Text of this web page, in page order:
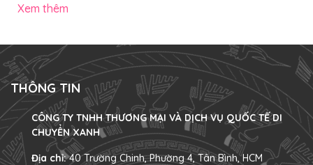
chọn được chiếc “chiến mã” ưng ý, nổi bật khi di chuyển trên
nhân 1. 4 mẫu xe đạp điện trendy ấn tượng nhất năm 2025
Dưới đây...
Xem thêm
THÔNG TIN
CÔNG TY TNHH THƯƠNG MẠI VÀ DỊCH VỤ QUỐC TẾ DI
CHUYỂN XANH
Địa chỉ:40 Trường Chinh, Phường 4, Tân Bình, HCM